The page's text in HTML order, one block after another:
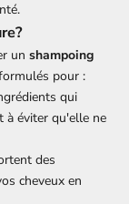
un shampoing
pour :
qui
à éviter qu'elle ne
des
cheveux en